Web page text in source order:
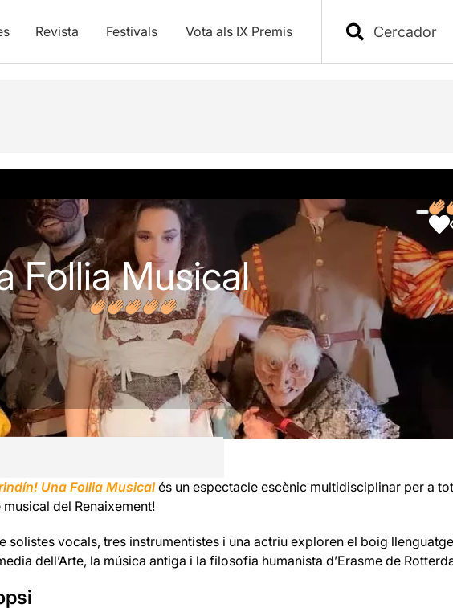
Revista Festivals Vota als IX Premis
Opinions
Follia Musical
Una Follia Musical és un espectacle escènic multidisciplinar per a
musical del Renaixement!
solistes vocals, tres instrumentistes i una actriu exploren el boig
dell’Arte, la música antiga i la filosofia humanista d’Erasme de